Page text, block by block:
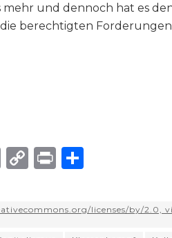
mehr und dennoch hat es
berechtigten Forderungen
E
ai
C
p
P
n ar
licenses/by/2.0,